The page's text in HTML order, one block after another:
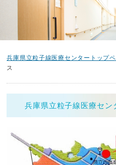
兵庫県立粒子線医療センタートップ
ス
兵庫県立粒子線医療セ